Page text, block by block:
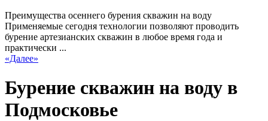
Преимущества осеннего бурения скважин на воду
Применяемые сегодня технологии позволяют проводить
бурение артезианских скважин в любое время года и
практически ...
«Далее»
Бурение скважин на воду в
Подмосковье